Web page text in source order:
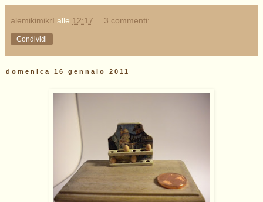
alemikimikrì alle 12:17 3 commenti:
Condividi
domenica 16 gennaio 2011